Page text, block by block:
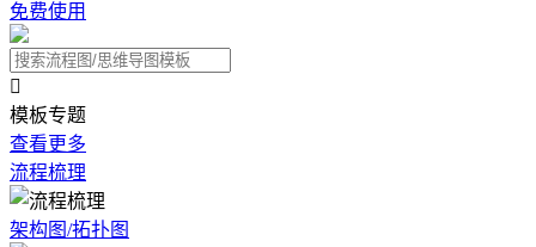
免费使用

模板专题
查看更多
流程梳理
架构图/拓扑图